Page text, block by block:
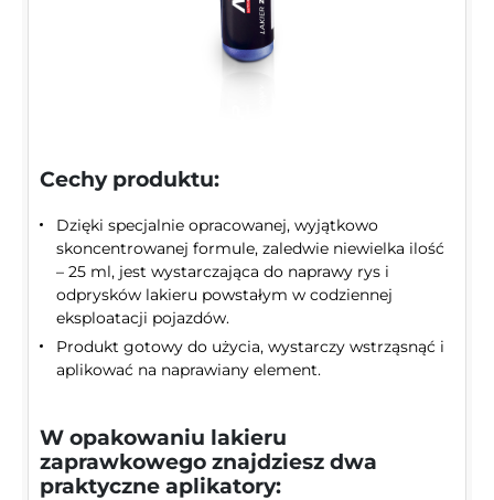
Cechy produktu:
Dzięki specjalnie opracowanej, wyjątkowo
skoncentrowanej formule, zaledwie niewielka ilość
– 25 ml, jest wystarczająca do naprawy rys i
odprysków lakieru powstałym w codziennej
eksploatacji pojazdów.
Produkt gotowy do użycia, wystarczy wstrząsnąć i
aplikować na naprawiany element.
W opakowaniu lakieru
zaprawkowego znajdziesz dwa
praktyczne aplikatory: